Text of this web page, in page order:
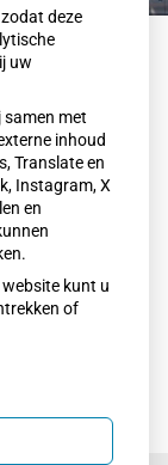
onze
en
om mensen
In
het
deze
uw
met
inhoud
Translate en
Instagram, X
en
kunt u
of